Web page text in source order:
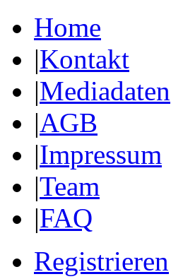
Home
|Kontakt
|Mediadaten
|AGB
|Impressum
|Team
|FAQ
Registrieren